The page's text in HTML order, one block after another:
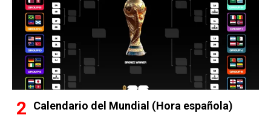
Calendario del Mundial (Hora española)